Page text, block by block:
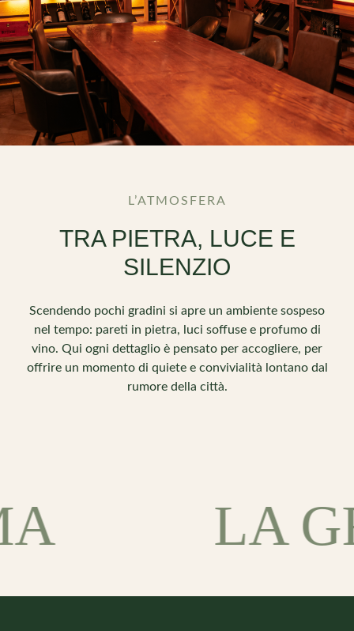
L’ATMOSFERA
TRA PIETRA, LUCE E
SILENZIO
Scendendo pochi gradini si apre un ambiente sospeso
nel tempo: pareti in pietra, luci soffuse e profumo di
vino. Qui ogni dettaglio è pensato per accogliere, per
offrire un momento di quiete e convivialità lontano dal
rumore della città.
LA